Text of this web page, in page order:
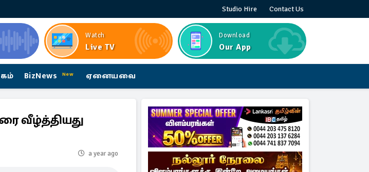
Studio Hire Contact Us
Watch
Live TV
Download
Our App
BizNews New ஏனையவை
வீழ்த்தியது
a year ago